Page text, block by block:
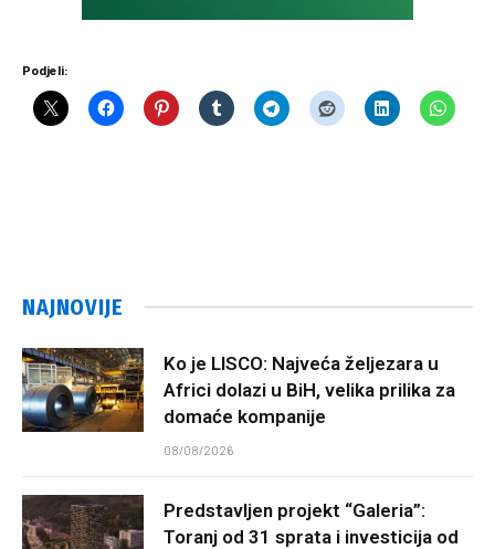
Podjeli:
NAJNOVIJE
Ko je LISCO: Najveća željezara u
Africi dolazi u BiH, velika prilika za
domaće kompanije
08/08/2026
Predstavljen projekt “Galeria”:
Toranj od 31 sprata i investicija od